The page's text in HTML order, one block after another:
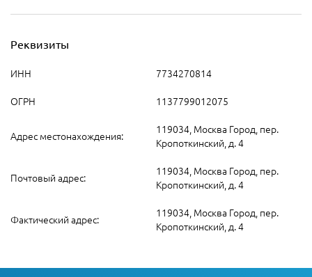
Реквизиты
ИНН
7734270814
ОГРН
1137799012075
Адрес местонахождения:
119034, Москва Город, пер.
Кропоткинский, д. 4
Почтовый адрес:
119034, Москва Город, пер.
Кропоткинский, д. 4
Фактический адрес:
119034, Москва Город, пер.
Кропоткинский, д. 4